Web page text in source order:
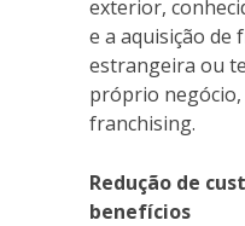
exterior,
e a aquisição de
estrangeira ou
próprio negócio,
franchising.
Redução de
benefícios